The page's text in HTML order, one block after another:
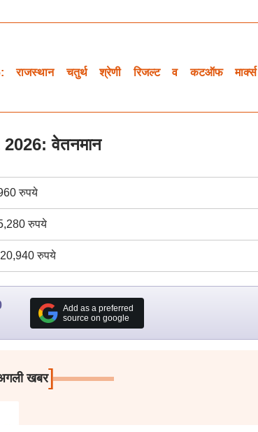
चतुर्थ श्रेणी रिजल्ट व कटऑफ मार्क्स
वेतनमान
रुपये
रुपये
रुपये
Add as a preferred
source on google
खबर]